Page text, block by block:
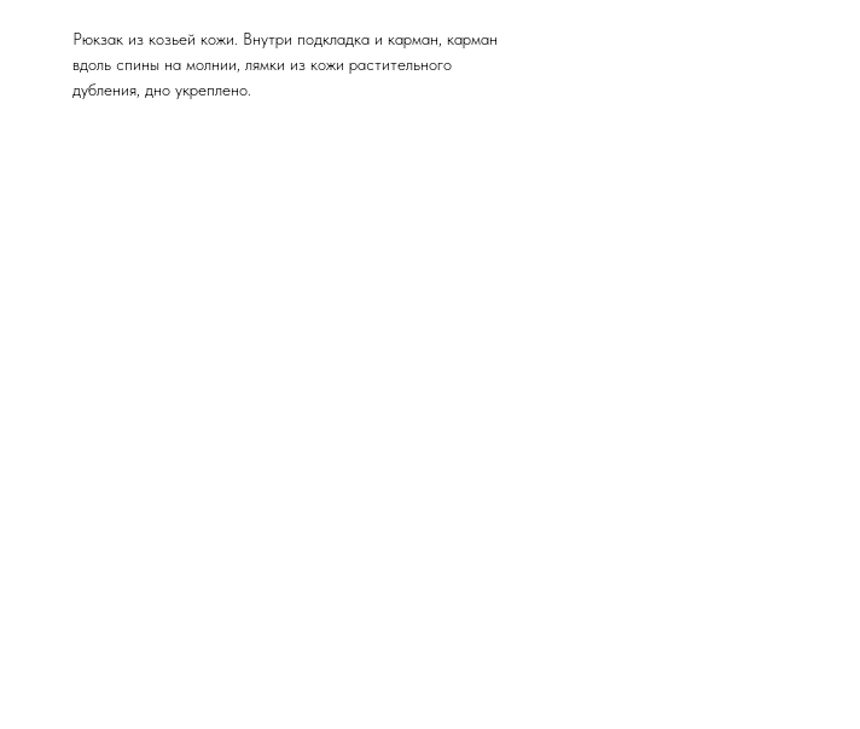
Рюкзак из козьей кожи. Внутри подкладка и карман, карман
вдоль спины на молнии, лямки из кожи растительного
дубления, дно укреплено.